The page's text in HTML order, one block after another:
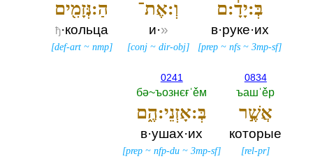
בְּ:יָדָ֔:ם
в·руке·их
[prep ~nfs ~3mp-sf]
וְ:אֶת־
и·»
[conj ~dir-obj]
הַ:נְּזָמִ֖ים
ђ·кольца
[def-art~ nmp]
0834
ъашˈěр
אֲשֶׁ֣ר
которые
[rel-pr]
0241
бә~ъознєғˈěм
בְּ:אָזְנֵי:הֶ֑ם
в·ушах·их
[prep ~nfp-du ~3mp-sf]